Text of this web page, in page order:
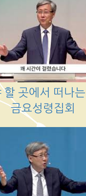
할 곳에서 떠나는
금요성령집회